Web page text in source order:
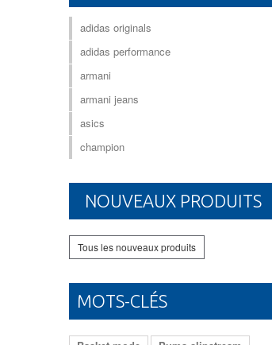
adidas originals
adidas performance
armani
armani jeans
asics
champion
NOUVEAUX PRODUITS
Tous les nouveaux produits
MOTS-CLÉS